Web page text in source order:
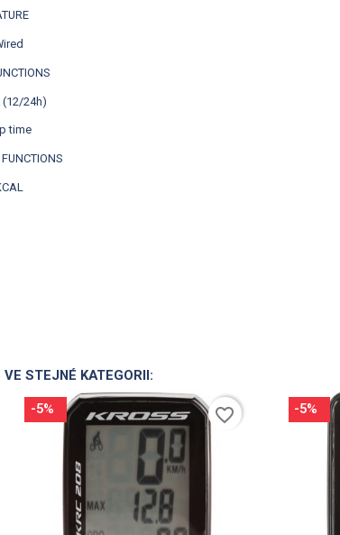
(12/24h)
time
STEJNÉ KATEGORII:
-5% favorite_border -5%